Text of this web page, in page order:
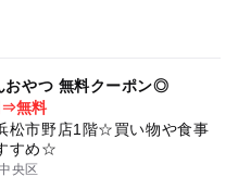
ト マルシェ
ス
おやつ 無料クーポン◎
⇒無料
松市野店1階☆買い物や食事
すめ☆
央区